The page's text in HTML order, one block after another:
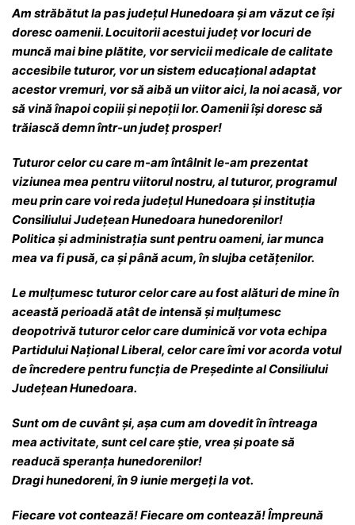
b
o
o
k
A
p
p
e
n
g
er
a
m
a
g
e
a
z
ă
Am străbătut la pas județul Hunedoara și am văzut ce își
doresc oamenii. Locuitorii acestui județ vor locuri de
muncă mai bine plătite, vor servicii medicale de calitate
accesibile tuturor, vor un sistem educațional adaptat
acestor vremuri, vor să aibă un viitor aici, la noi acasă, vor
să vină înapoi copiii și nepoții lor. Oamenii își doresc să
trăiască demn într-un județ prosper!
Tuturor celor cu care m-am întâlnit le-am prezentat
viziunea mea pentru viitorul nostru, al tuturor, programul
meu prin care voi reda județul Hunedoara și instituția
Consiliului Județean Hunedoara hunedorenilor!
Politica și administrația sunt pentru oameni, iar munca
mea va fi pusă, ca și până acum, în slujba cetățenilor.
Le mulțumesc tuturor celor care au fost alături de mine în
această perioadă atât de intensă și mulțumesc
deopotrivă tuturor celor care duminică vor vota echipa
Partidului Național Liberal, celor care îmi vor acorda votul
de încredere pentru funcția de Președinte al Consiliului
Județean Hunedoara.
Sunt om de cuvânt și, așa cum am dovedit în întreaga
mea activitate, sunt cel care știe, vrea și poate să
readucă speranța hunedorenilor!
Dragi hunedoreni, în 9 iunie mergeți la vot.
Fiecare vot contează! Fiecare om contează! Împreună